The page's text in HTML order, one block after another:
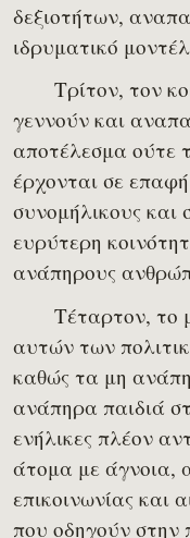
δεξιοτήτων,
ιδρυματικό
Τρίτον, τον
γεννούν και
αποτέλεσμα ούτε
έρχονται σε
συνομήλικους και
ευρύτερη
ανάπηρους
Τέταρτον, το
αυτών των
καθώς τα μη
ανάπηρα παιδιά
ενήλικες πλέον
άτομα με άγνοια,
επικοινωνίας και
που οδηγούν στην